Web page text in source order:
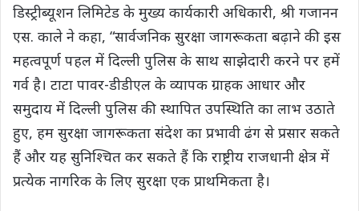
डिस्ट्रीब्यूशन लिमिटेड के मुख्य कार्यकारी अधिकारी, श्री गजानन
एस. काले ने कहा, “सार्वजनिक सुरक्षा जागरूकता बढ़ाने की इस
महत्वपूर्ण पहल में दिल्ली पुलिस के साथ साझेदारी करने पर हमें
गर्व है। टाटा पावर-डीडीएल के व्यापक ग्राहक आधार और
समुदाय में दिल्ली पुलिस की स्थापित उपस्थिति का लाभ उठाते
हुए, हम सुरक्षा जागरूकता संदेश का प्रभावी ढंग से प्रसार सकते
हैं और यह सुनिश्चित कर सकते हैं कि राष्ट्रीय राजधानी क्षेत्र में
प्रत्येक नागरिक के लिए सुरक्षा एक प्राथमिकता है।